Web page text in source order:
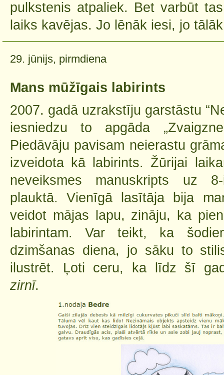
pulkstenis atpaliek. Bet varbūt
laiks kavējas. Jo lēnāk iesi, jo
29. jūnijs, pirmdiena
Mans mūžīgais labirints
2007. gadā uzrakstīju garstāstu
iesniedzu to apgāda
Piedāvāju pavisam neierastu
izveidota kā labirints. Žūrijai
neveiksmes manuskripts uz
plauktā. Vienīgā lasītāja bija
veidot mājas lapu, zināju, ka
labirintam. Var teikt, ka
dzimšanas diena, jo sāku to
ilustrēt. Ļoti ceru, ka līdz šī
zirnī.